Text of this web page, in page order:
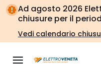
Vai alla
navigazione
Vai
alla
pagina
Ad agosto 2026
chiusure per il
Vedi calendario